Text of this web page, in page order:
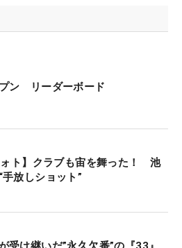
門”ともいえるのが5番ホー
週は494ヤード・パ－4とし
のパー5よりも大きな数字で
切れ、10ヤード打ち下ろし
のフェアウェイがある。その
と深いラフ。そしてグリー
2打目の距離が残り、ドライ
で300ヤード超打てれば下の
ン リーダーボード
ォト】クラブも宙を舞った！ 池
手放しショット”